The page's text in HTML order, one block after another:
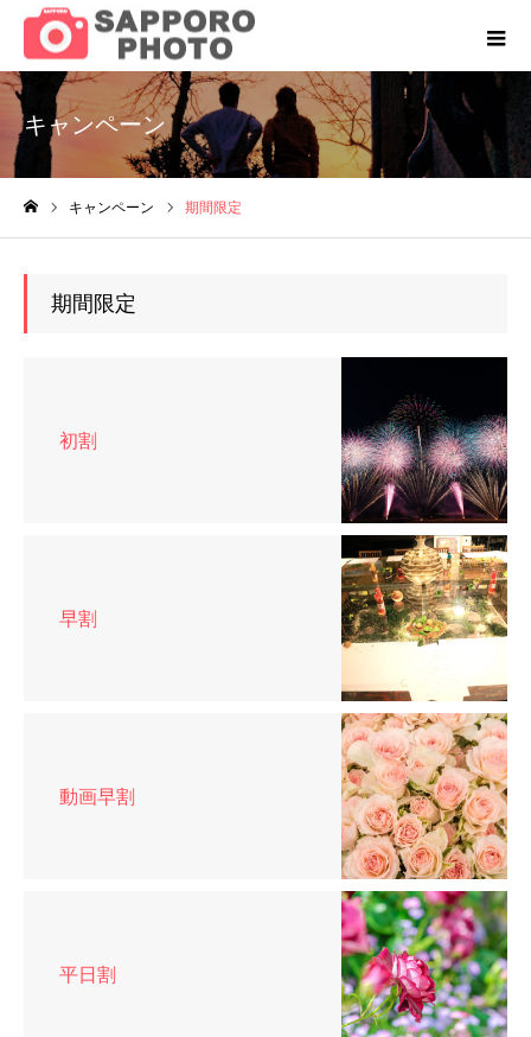
キャンペーン
キャンペーン 期間限定
期間限定
初割
早割
動画早割
平日割